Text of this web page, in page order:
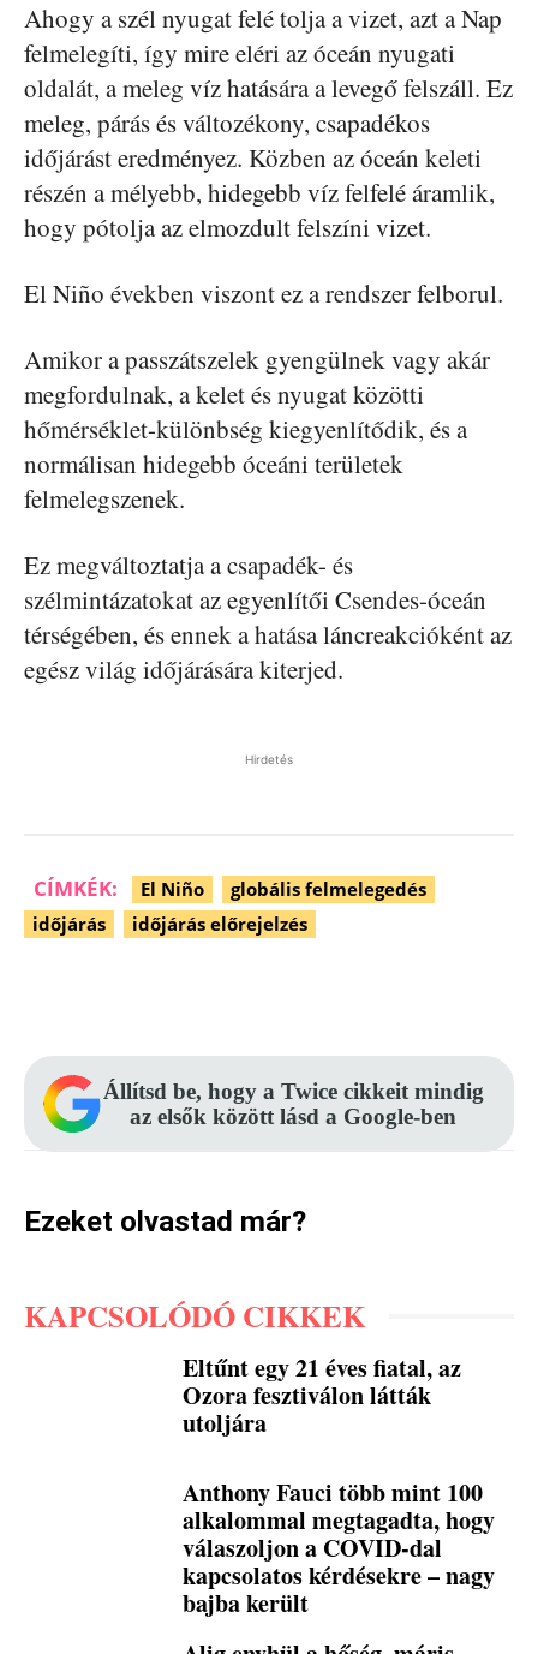
Ahogy a szél nyugat felé tolja a vizet, azt a Nap
felmelegíti, így mire eléri az óceán nyugati
oldalát, a meleg víz hatására a levegő felszáll. Ez
meleg, párás és változékony, csapadékos
időjárást eredményez. Közben az óceán keleti
részén a mélyebb, hidegebb víz felfelé áramlik,
hogy pótolja az elmozdult felszíni vizet.
El Niño években viszont ez a rendszer felborul.
Amikor a passzátszelek gyengülnek vagy akár
megfordulnak, a kelet és nyugat közötti
hőmérséklet-különbség kiegyenlítődik, és a
normálisan hidegebb óceáni területek
felmelegszenek.
Ez megváltoztatja a csapadék- és
szélmintázatokat az egyenlítői Csendes-óceán
térségében, és ennek a hatása láncreakcióként az
egész világ időjárására kiterjed.
Hirdetés
CÍMKÉK: El Niño
globális felmelegedés
időjárás
időjárás előrejelzés
Állítsd be, hogy a Twice cikkeit mindig
az elsők között lásd a Google-ben
Ezeket olvastad már?
KAPCSOLÓDÓ CIKKEK
Eltűnt egy 21 éves fiatal, az
Ozora fesztiválon látták
utoljára
Anthony Fauci több mint 100
alkalommal megtagadta, hogy
válaszoljon a COVID-dal
kapcsolatos kérdésekre – nagy
bajba került